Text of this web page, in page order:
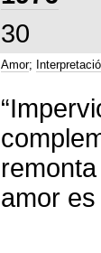
30
Amor;
amor